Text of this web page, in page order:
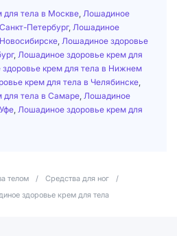
для тела в Москве Лошадиное
Петербург, Лошадиное
Лошадиное здоровье
, Лошадиное здоровье крем для
крем для тела в Нижнем
крем для тела в Челябинске
для тела в Самаре Лошадиное
Лошадиное здоровье крем для
телом / Средства для ног
/
здоровье крем для тела